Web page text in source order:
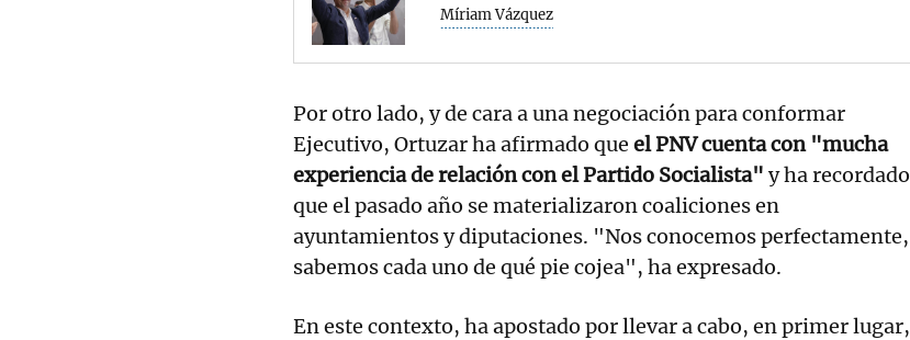
Míriam Vázquez
Por otro lado, y de cara a una negociación para conformar
Ejecutivo, Ortuzar ha afirmado que el PNV cuenta con "mucha
experiencia de relación con el Partido Socialista" y ha recordado
que el pasado año se materializaron coaliciones en
ayuntamientos y diputaciones. "Nos conocemos perfectamente,
sabemos cada uno de qué pie cojea", ha expresado.
En este contexto, ha apostado por llevar a cabo, en primer lugar,